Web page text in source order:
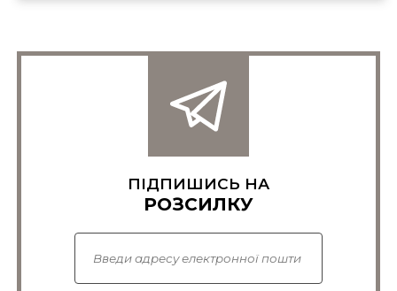
ПІДПИШИСЬ НА
РОЗСИЛКУ